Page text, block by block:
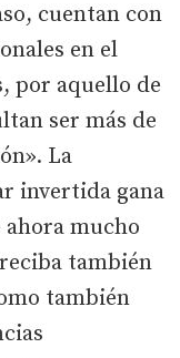
cuentan con
en el
por aquello de
ser más de
La
invertida gana
ahora mucho
también
también